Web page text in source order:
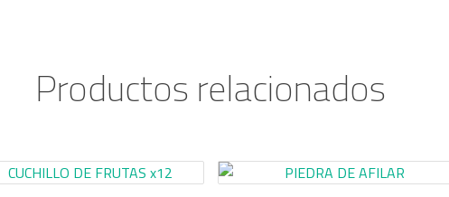
Productos relacionados